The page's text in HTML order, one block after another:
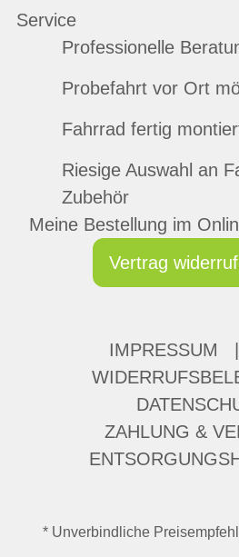
Service
Professionelle
Probefahrt vor Ort
Fahrrad fertig
Riesige Auswahl an
Zubehör
Meine Bestellung im
Vertrag
IMPRESSUM
ZAHLUNG &
* Unverbindliche